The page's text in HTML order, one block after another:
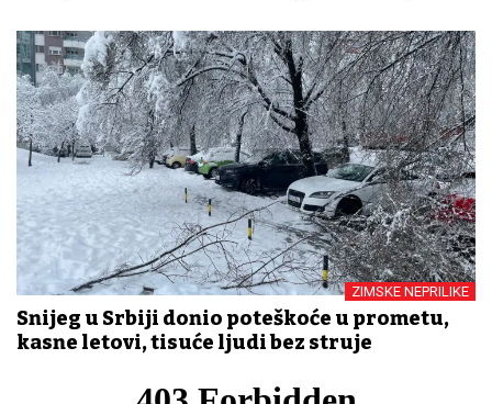
ZIMSKE NEPRILIKE
Snijeg u Srbiji donio poteškoće u prometu,
kasne letovi, tisuće ljudi bez struje